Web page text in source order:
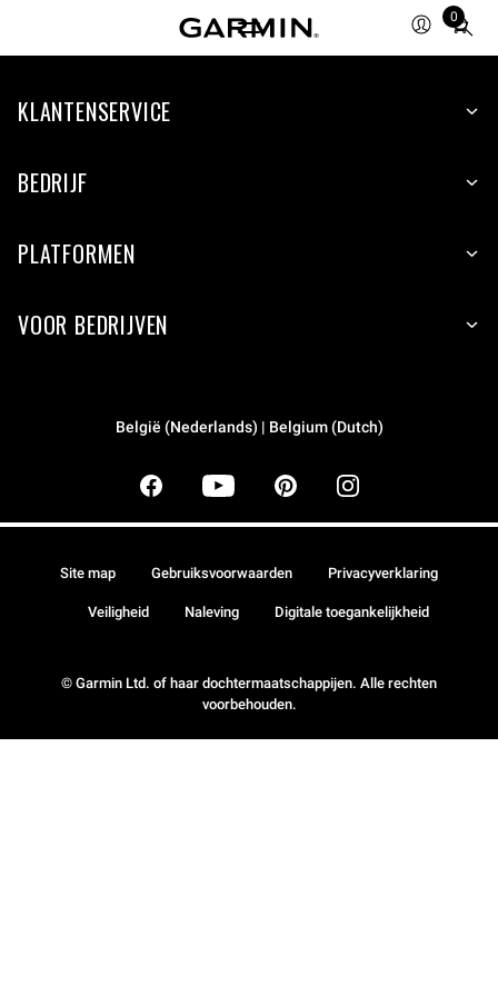
0
Total
items
cart:
KLANTENSERVICE
BEDRIJF
PLATFORMEN
VOOR BEDRIJVEN
België (Nederlands) | Belgium (Dutch)
© Garmin Ltd. of haar dochtermaatschappijen. Alle rechten
voorbehouden.
Site map Gebruiksvoorwaarden Privacyverklaring
Veiligheid Naleving Digitale toegankelijkheid